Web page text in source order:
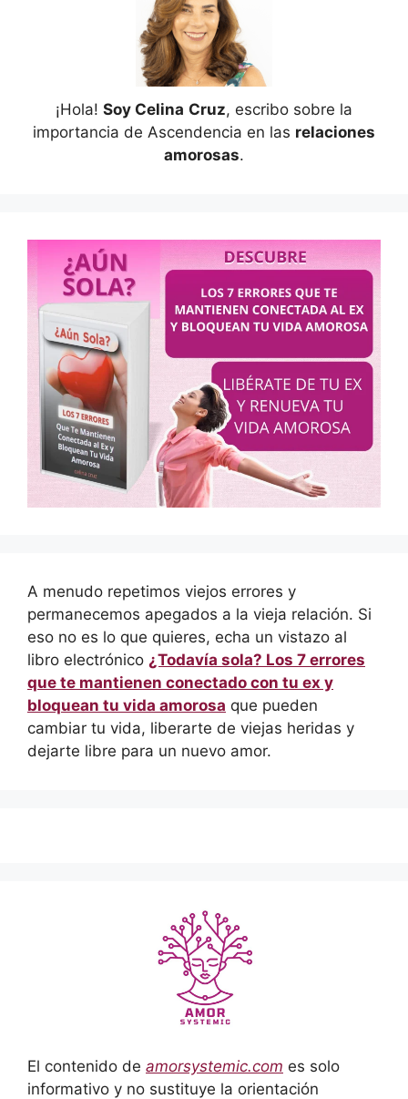
¡Hola! Soy Celina Cruz, escribo sobre la
importancia de Ascendencia en las relaciones
amorosas.
A menudo repetimos viejos errores y
permanecemos apegados a la vieja relación. Si
eso no es lo que quieres, echa un vistazo al
libro electrónico ¿Todavía sola? Los 7 errores
que te mantienen conectado con tu ex y
bloquean tu vida amorosa que pueden
cambiar tu vida, liberarte de viejas heridas y
dejarte libre para un nuevo amor.
El contenido de amorsystemic.com es solo
informativo y no sustituye la orientación